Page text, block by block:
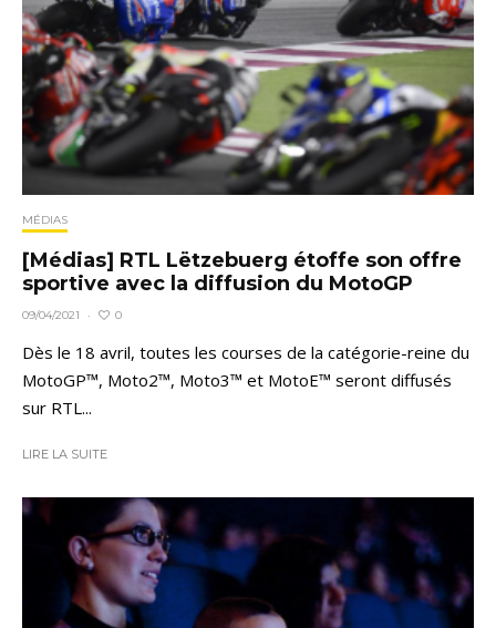
MÉDIAS
[Médias] RTL Lëtzebuerg étoffe son offre
sportive avec la diffusion du MotoGP
09/04/2021 · 0
Dès le 18 avril, toutes les courses de la catégorie-reine du
MotoGP™, Moto2™, Moto3™ et MotoE™ seront diffusés
sur RTL...
LIRE LA SUITE